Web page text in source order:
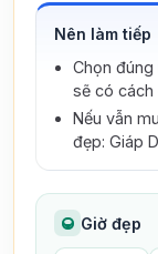
Nên làm tiếp
Chọn
sẽ có cách
Nếu vẫn
đẹp: Giáp
Giờ đẹp